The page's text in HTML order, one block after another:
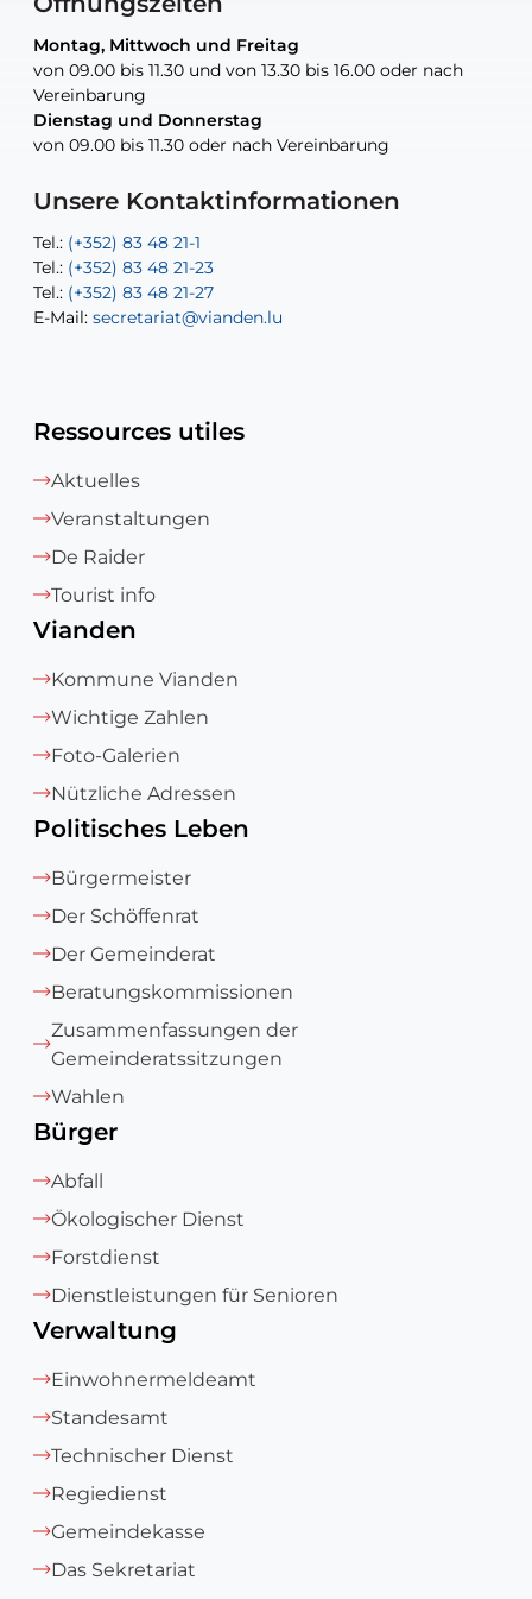
Montag, Mittwoch und Freitag
von 09.00 bis 11.30 und von 13.30 bis 16.00 oder nach
Vereinbarung
Dienstag und Donnerstag
von 09.00 bis 11.30 oder nach Vereinbarung
Unsere Kontaktinformationen
Tel.: (+352) 83 48 21-1
Tel.: (+352) 83 48 21-23
Tel.: (+352) 83 48 21-27
E-Mail: secretariat@vianden.lu
Montag, Mittwoch und Freitag
von 09.00 bis 11.30 und von 13.30 bis 16.00 oder nach
Vereinbarung
Dienstag und Donnerstag
von 09.00 bis 11.30 oder nach Vereinbarung
Tel.: (+352) 83 48 21-20
Tel.: (+352) 83 48 21-22
E-Mail:sofia.carvalho@vianden.lu
E-Mail: diane.storn@vianden.lu
nur nach Vereinbarung
Tel.: (+352) 83 48 21-24
nur nach Vereinbarung
E-Mail: aisha.abdullah@vianden.lu
E-Mail:jos.cormemans@vianden.lu
nur nach Vereinbarung
Tel.: (+352) 83 48 21-51
E-Mail:atelier@vianden.lu
Ressources utiles
Aktuelles
Veranstaltungen
De Raider
Tourist info
Vianden
Kommune Vianden
Wichtige Zahlen
Foto-Galerien
Nützliche Adressen
Politisches Leben
Bürgermeister
Der Schöffenrat
Der Gemeinderat
Beratungskommissionen
Zusammenfassungen der
Gemeinderatssitzungen
Wahlen
Bürger
Abfall
Ökologischer Dienst
Forstdienst
Dienstleistungen für Senioren
Verwaltung
Einwohnermeldeamt
Standesamt
Technischer Dienst
Regiedienst
Gemeindekasse
Das Sekretariat